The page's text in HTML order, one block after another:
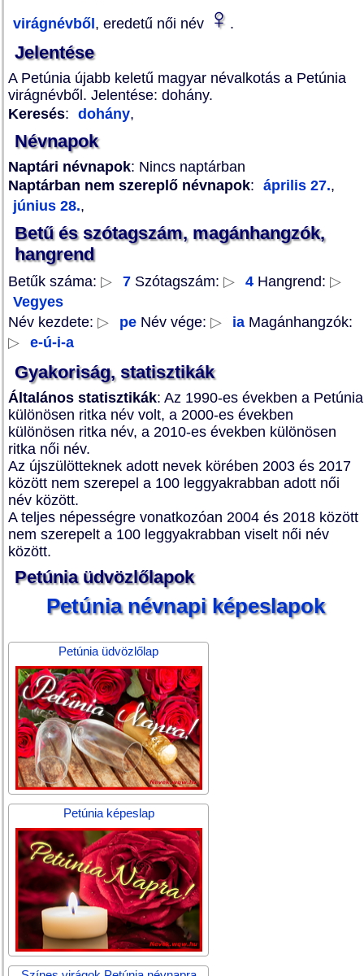
virágnévből, eredetű női név ♀ .
Jelentése
A Petúnia újabb keletű magyar névalkotás a Petúnia
virágnévből. Jelentése: dohány.
Keresés: dohány,
Névnapok
Naptári névnapok: Nincs naptárban
Naptárban nem szereplő névnapok: április 27.,
június 28.,
Betű és szótagszám, magánhangzók,
hangrend
Betűk száma: ▷ 7 Szótagszám: ▷ 4 Hangrend: ▷
Vegyes
Név kezdete: ▷ pe Név vége: ▷ ia Magánhangzók:
▷
e-ú-i-a
Gyakoriság, statisztikák
Általános statisztikák: Az 1990-es években a Petúnia
különösen ritka név volt, a 2000-es években
különösen ritka név, a 2010-es években különösen
ritka női név.
Az újszülötteknek adott nevek körében 2003 és 2017
között nem szerepel a 100 leggyakrabban adott női
név között.
A teljes népességre vonatkozóan 2004 és 2018 között
nem szerepelt a 100 leggyakrabban viselt női név
között.
Petúnia üdvözlőlapok
Petúnia névnapi képeslapok
Petúnia üdvözlőlap
Petúnia képeslap